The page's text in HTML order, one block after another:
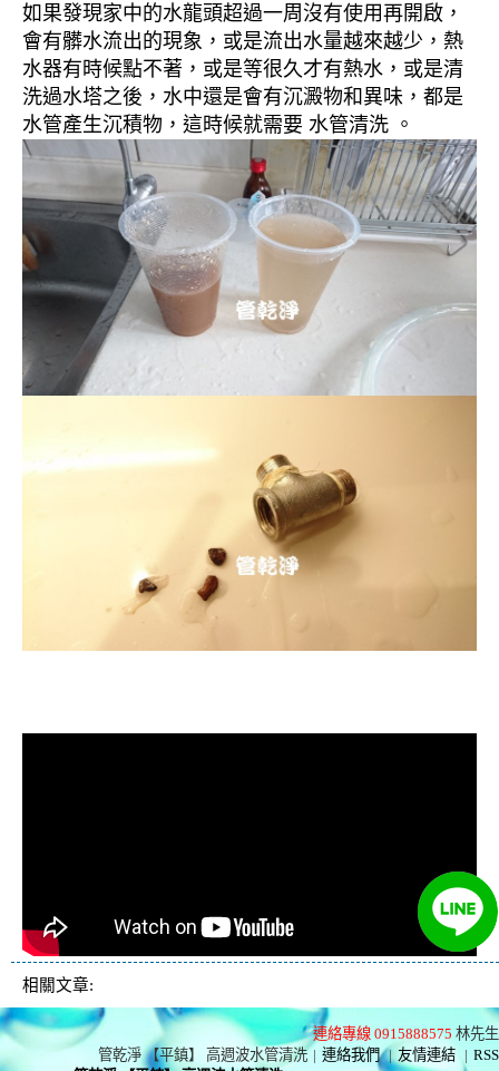
如果發現家中的水龍頭超過一周沒有使用再開啟，
會有髒水流出的現象，或是流出水量越來越少，熱
水器有時候點不著，或是等很久才有熱水，或是清
洗過水塔之後，水中還是會有沉澱物和異味，都是
水管產生沉積物，這時候就需要 水管清洗 。
相關文章:
連絡專線 0915888575 林先生
管乾淨 【平鎮】 高週波水管清洗 | 連絡我們 | 友情連結 | RSS